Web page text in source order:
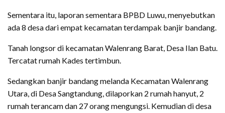
Sementara itu, laporan sementara BPBD Luwu, menyebutkan
ada 8 desa dari empat kecamatan terdampak banjir bandang.
Tanah longsor di kecamatan Walenrang Barat, Desa Ilan Batu.
Tercatat rumah Kades tertimbun.
Sedangkan banjir bandang melanda Kecamatan Walenrang
Utara, di Desa Sangtandung, dilaporkan 2 rumah hanyut, 2
rumah terancam dan 27 orang mengungsi. Kemudian di desa